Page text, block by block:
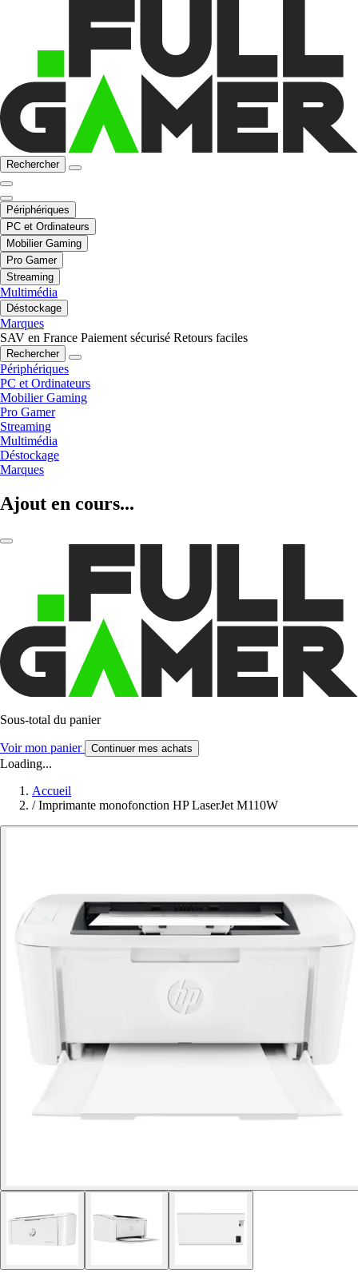
Rechercher
Périphériques
PC et Ordinateurs
Mobilier Gaming
Pro Gamer
Streaming
Multimédia
Déstockage
Marques
SAV en France Paiement sécurisé Retours faciles
Rechercher
Périphériques
PC et Ordinateurs
Mobilier Gaming
Pro Gamer
Streaming
Multimédia
Déstockage
Marques
Ajout en cours...
Sous-total du panier
Voir mon panier Continuer mes achats
Loading...
Accueil
/ Imprimante monofonction HP LaserJet M110W